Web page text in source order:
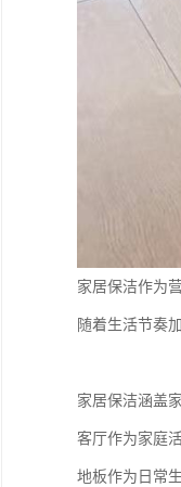
家居保洁作为
随着生活节奏
家居保洁涵盖
客厅作为家庭
地板作为日常